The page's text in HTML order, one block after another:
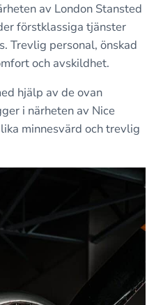
av London Stansted
förstklassiga tjänster
Trevlig personal, önskad
och avskildhet.
hjälp av de ovan
i närheten av Nice
minnesvärd och trevlig